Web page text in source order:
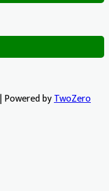
Powered byTwoZero